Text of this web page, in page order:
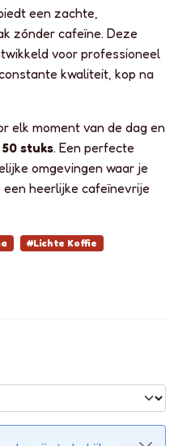
een zachte,
zónder cafeïne. Deze
voor professioneel
kwaliteit, kop na
elk moment van de dag en
stuks. Een perfecte
omgevingen waar je
heerlijke cafeïnevrije
#Lichte Koffie